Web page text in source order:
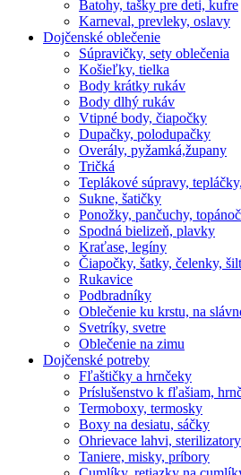
Batohy, tašky pre deti, kufre
Karneval, prevleky, oslavy
Dojčenské oblečenie
Súpravičky, sety oblečenia
Košieľky, tielka
Body krátky rukáv
Body dlhý rukáv
Vtipné body, čiapočky
Dupačky, polodupačky
Overály, pyžamká,župany
Tričká
Teplákové súpravy,
Sukne, šatičky
Ponožky, pančuchy,
Spodná bielizeň, plavky
Kraťase, legíny
Čiapočky, šatky, čelenky,
Rukavice
Podbradníky
Oblečenie ku krstu, na
Svetríky, svetre
Oblečenie na zimu
Dojčenské potreby
Fľaštičky a hrnčeky
Príslušenstvo k fľašiam,
Termoboxy, termosky
Boxy na desiatu, sáčky
Ohrievace lahvi, sterilizatory
Taniere, misky, príbory